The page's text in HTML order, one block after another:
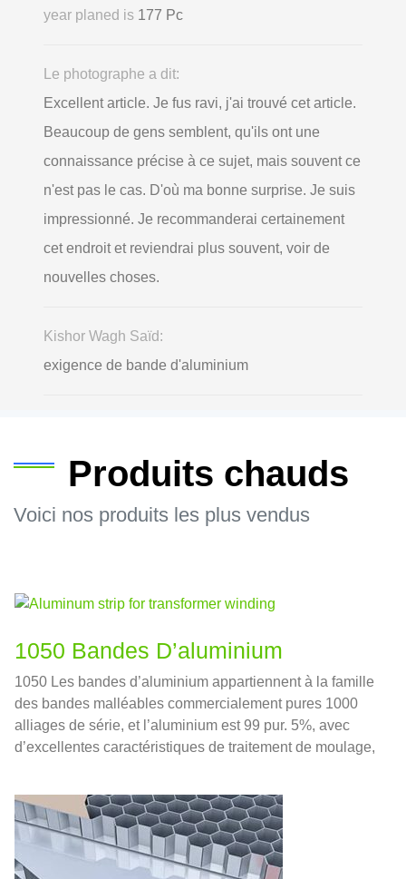
year planed is 177 Pc
Le photographe a dit:
Excellent article. Je fus ravi, j'ai trouvé cet article.
Beaucoup de gens semblent, qu'ils ont une
connaissance précise à ce sujet, mais souvent ce
n'est pas le cas. D'où ma bonne surprise. Je suis
impressionné. Je recommanderai certainement
cet endroit et reviendrai plus souvent, voir de
nouvelles choses.
Kishor Wagh Saïd:
exigence de bande d'aluminium
Produits chauds
Voici nos produits les plus vendus
1050 Bandes D’aluminium
1050 Les bandes d’aluminium appartiennent à la famille
des bandes malléables commercialement pures 1000
alliages de série, et l’aluminium est 99 pur. 5%, avec
d’excellentes caractéristiques de traitement de moulage,